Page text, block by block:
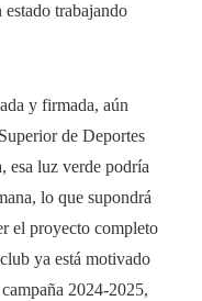
trabajando
y firmada, aún
de Deportes
esa luz verde podría
lo que supondrá
el proyecto completo
ya está motivado
2024-2025,